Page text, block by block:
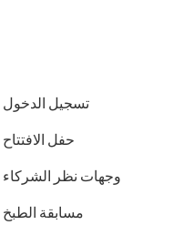
حفل الافتتاح
وجهات نظر الشركاء
مسابقة الطبخ